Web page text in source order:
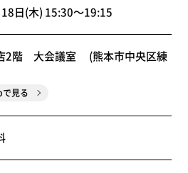
日(木) 15:30～19:15
2階 大会議室 (熊本市中央区練
見る